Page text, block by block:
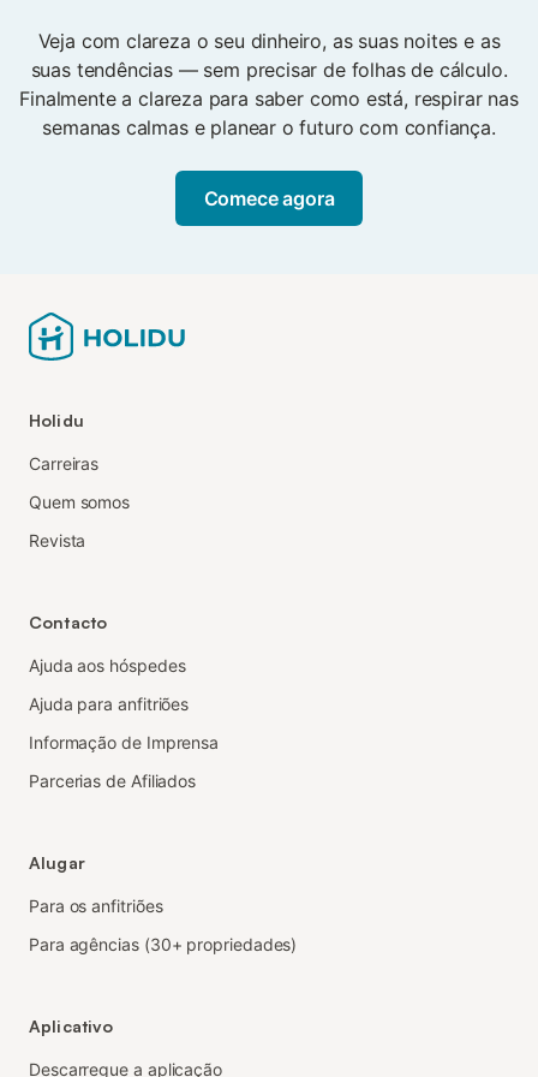
definir os preços e até para a contabilidade.
Veja com clareza o seu dinheiro, as suas noites e as
suas tendências — sem precisar de folhas de cálculo.
Finalmente a clareza para saber como está, respirar nas
semanas calmas e planear o futuro com confiança.
Comece agora
Holidu
Carreiras
Quem somos
Revista
Contacto
Ajuda aos hóspedes
Ajuda para anfitriões
Informação de Imprensa
Parcerias de Afiliados
Alugar
Para os anfitriões
Para agências (30+ propriedades)
Aplicativo
Descarregue a aplicação